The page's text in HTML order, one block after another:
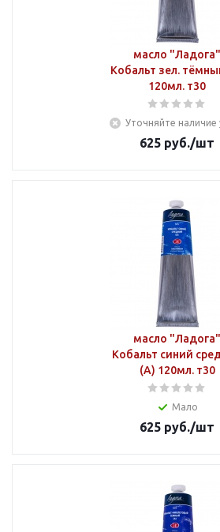
масло "Ладога"
Кобальт зел.
120мл. т30
Уточняйте
625 руб./шт
масло "Ладога"
Кобальт синий
(А) 120мл. т30
Мало
625 руб./шт